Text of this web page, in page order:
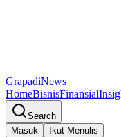
GrapadiNews
HomeBisnisFinansial
Search
Masuk
Ikut Menulis